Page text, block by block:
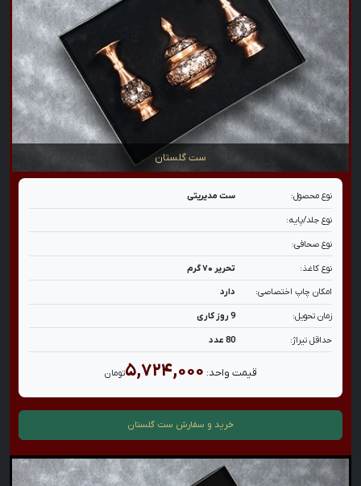
ست گلستان
نوع محصول: ست مدیریتی
نوع جلد/پایه:
نوع صحافی:
نوع کاغذ: تحریر ۷۰ گرم
امکان چاپ اختصاصی: دارد
زمان تحویل: 9 روز کاری
حداقل تیراژ: 80 عدد
قیمت واحد: ۵,۷۲۴,۰۰۰تومان
خرید و سفارش ست گلستان